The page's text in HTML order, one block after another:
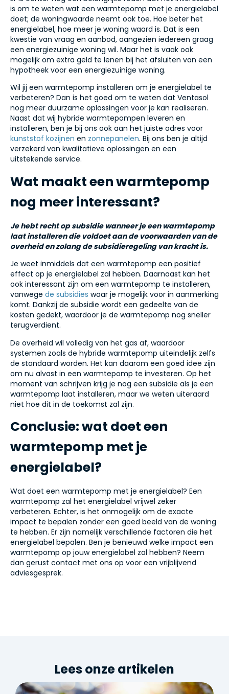
is om te weten wat een warmtepomp met je energielabel
doet; de woningwaarde neemt ook toe. Hoe beter het
energielabel, hoe meer je woning waard is. Dat is een
kwestie van vraag en aanbod, aangezien iedereen graag
een energiezuinige woning wil. Maar het is vaak ook
mogelijk om extra geld te lenen bij het afsluiten van een
hypotheek voor een energiezuinige woning.
Wil jij een warmtepomp installeren om je energielabel te
verbeteren? Dan is het goed om te weten dat Ventasol
nog meer duurzame oplossingen voor je kan realiseren.
Naast dat wij hybride warmtepompen leveren en
installeren, ben je bij ons ook aan het juiste adres voor
kunststof kozijnen en zonnepanelen. Bij ons ben je altijd
verzekerd van kwalitatieve oplossingen en een
uitstekende service.
Wat maakt een warmtepomp
nog meer interessant?
Je hebt recht op subsidie wanneer je een warmtepomp
laat installeren die voldoet aan de voorwaarden van de
overheid en zolang de subsidieregeling van kracht is.
Je weet inmiddels dat een warmtepomp een positief
effect op je energielabel zal hebben. Daarnaast kan het
ook interessant zijn om een warmtepomp te installeren,
vanwege de subsidies waar je mogelijk voor in aanmerking
komt. Dankzij de subsidie wordt een gedeelte van de
kosten gedekt, waardoor je de warmtepomp nog sneller
terugverdient.
De overheid wil volledig van het gas af, waardoor
systemen zoals de hybride warmtepomp uiteindelijk zelfs
de standaard worden. Het kan daarom een goed idee zijn
om nu alvast in een warmtepomp te investeren. Op het
moment van schrijven krijg je nog een subsidie als je een
warmtepomp laat installeren, maar we weten uiteraard
niet hoe dit in de toekomst zal zijn.
Conclusie: wat doet een
warmtepomp met je
energielabel?
Wat doet een warmtepomp met je energielabel? Een
warmtepomp zal het energielabel vrijwel zeker
verbeteren. Echter, is het onmogelijk om de exacte
impact te bepalen zonder een goed beeld van de woning
te hebben. Er zijn namelijk verschillende factoren die het
energielabel bepalen. Ben je benieuwd welke impact een
warmtepomp op jouw energielabel zal hebben? Neem
dan gerust contact met ons op voor een vrijblijvend
adviesgesprek.
Lees onze artikelen